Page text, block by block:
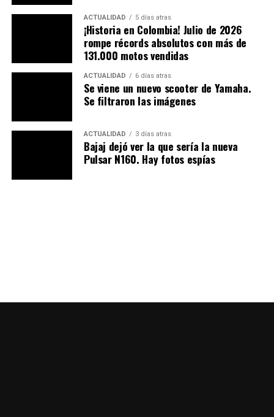
Todos los demás componentes electrónicos del
vehículo, el inversor (que transforma la corriente
eléctrica de alta a baja tensión para alimentar el motor)
y las unidades de control electrónico están dispuestos
cerca de la batería y el motor, centralizando masas al
máximo, mejorando el punto de equilibrio.
La autonomía declarada es de 130 km, respetando el
ACTUALIDAD 5 días atras
¡Historia en Colombia! Julio de 2026
rompe récords absolutos con más de
131.000 motos vendidas
ACTUALIDAD 6 días atras
Se viene un nuevo scooter de Yamaha.
Se filtraron las imágenes
ACTUALIDAD 3 días atras
Bajaj dejó ver la que sería la nueva
Pulsar N160. Hay fotos espías